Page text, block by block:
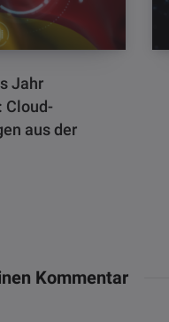
Jahr
Cloud-
aus der
Kommentar